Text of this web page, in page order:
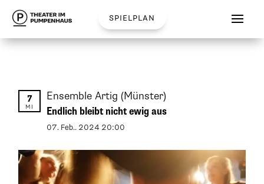
spielplan
7
MI
Ensemble Artig(Münster)
Endlich bleibt nicht ewig aus
07. Feb.. 2024 20:00